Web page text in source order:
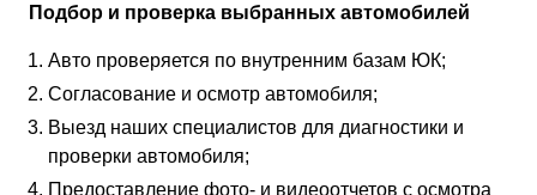
Подбор и проверка выбранных автомобилей
Авто проверяется по внутренним базам ЮК;
Согласование и осмотр автомобиля;
Выезд наших специалистов для диагностики и
проверки автомобиля;
Предоставление фото- и видеоотчетов с осмотра